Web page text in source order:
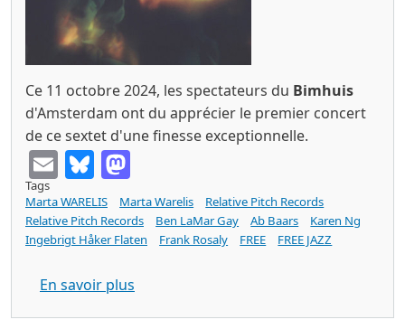
Ce 11 octobre 2024, les spectateurs du Bimhuis
d'Amsterdam ont du apprécier le premier concert
de ce sextet d'une finesse exceptionnelle.
EmailBluesky
Tags
Marta WARELIS
Marta Warelis
Relative Pitch Records
Relative Pitch Records
Ben LaMar Gay Ab Baars
Karen Ng
Ingebrigt Håker Flaten
Frank Rosaly FREE FREE JAZZ
En savoir plus